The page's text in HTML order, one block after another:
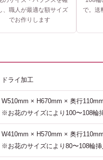
、職人が最適な額サイズ
でお作りします
で。送
ドライ加工
W510mm × H670mm × 奥行110mm
※お花のサイズにより100〜108輪
W410mm × H570mm × 奥行110mm
※お花のサイズにより80〜108輪挿